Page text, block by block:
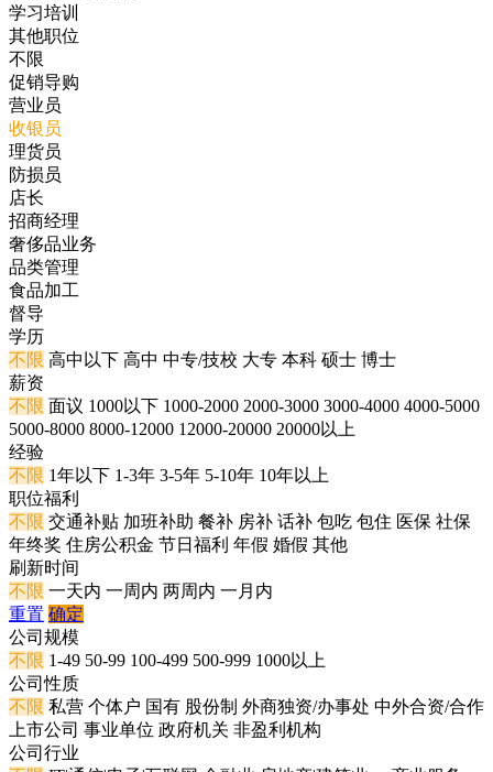
学习培训
其他职位
不限
促销导购
营业员
收银员
理货员
防损员
店长
招商经理
奢侈品业务
品类管理
食品加工
督导
学历
不限 高中以下 高中 中专/技校 大专 本科 硕士 博士
薪资
不限 面议 1000以下 1000-2000 2000-3000 3000-4000 4000-5000
5000-8000 8000-12000 12000-20000 20000以上
经验
不限 1年以下 1-3年 3-5年 5-10年 10年以上
职位福利
不限 交通补贴 加班补助 餐补 房补 话补 包吃 包住 医保 社保
年终奖 住房公积金 节日福利 年假 婚假 其他
刷新时间
不限 一天内 一周内 两周内 一月内
重置 确定
公司规模
不限 1-49 50-99 100-499 500-999 1000以上
公司性质
不限 私营 个体户 国有 股份制 外商独资/办事处 中外合资/合作
上市公司 事业单位 政府机关 非盈利机构
公司行业